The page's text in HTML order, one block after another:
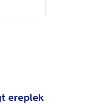
ereplek